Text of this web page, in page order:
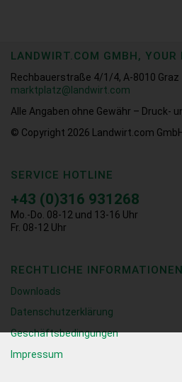
LANDWIRT.COM GMBH, YOUR
Rechbauerstraße 4/1/4, A-8010 Graz
marktplatz@landwirt.com
Alle Angaben ohne Gewähr – Druck-
© Copyright 2026
Landwirt.com
SERVICE HOTLINE
+43 (0)316 931268
Mo.-Do. 08-12 und 13-16 Uhr
Fr. 08-12 Uhr
RECHTLICHE INFORMATIONEN
Downloads
Datenschutzerklärung
Geschäftsbedingungen
Impressum